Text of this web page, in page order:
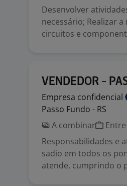
Desenvolver
necessário; Realizar
circuitos e
VENDEDOR -
Empresa confidencial
Passo Fundo - RS
A combinar
Responsabilidades e
sadio em todos os
atende, cumprindo o